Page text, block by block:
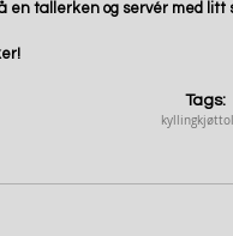
en tallerken og servér med litt
Tags:
kylling